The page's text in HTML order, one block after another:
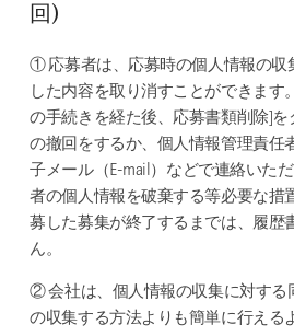
回)
① 応募者は、応募時の個人情報の収
した内容を取り消すことができます
の手続きを経た後、応募書類削除]
の撤回をするか、個人情報管理責任
子メール（E-mail）などで連絡いた
者の個人情報を破棄する等必要な措
募した募集が終了するまでは、履歴
ん。
② 会社は、個人情報の収集に対する
の収集する方法よりも簡単に行える